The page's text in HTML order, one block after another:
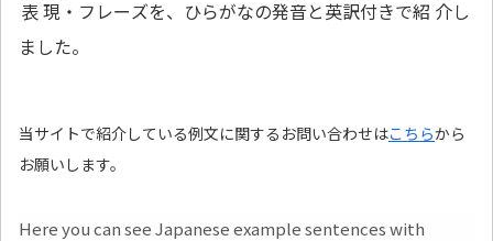
表現 ・フレーズを、ひらがなの発音と英訳付きで紹介し
ました。
当サイトで紹介している例文に関するお問い合わせはこちらから
お願いします。
Here you can see Japanese example sentences with